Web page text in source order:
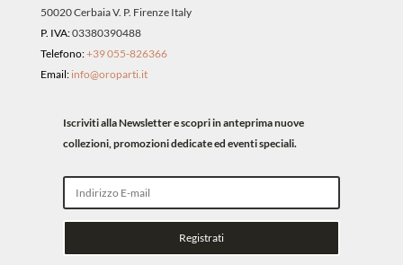
50020 Cerbaia V. P. Firenze Italy
P. IVA:03380390488
Telefono:+39 055-826366
Email: info@oroparti.it
Iscriviti alla Newsletter e scopri in anteprima nuove
collezioni, promozioni dedicate ed eventi speciali.
Registrati